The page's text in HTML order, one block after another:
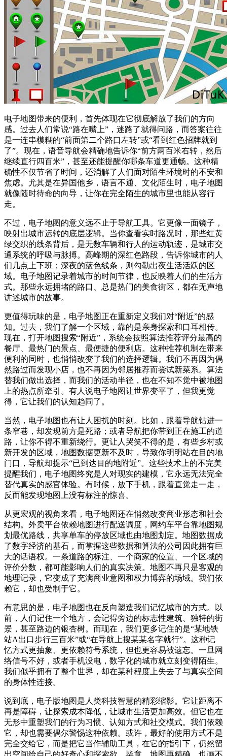
电子地图带来的便利，首先体现在它彻底解放了我们的方向
感。过去人们常说“路在嘴上”，迷路了就得问路，而答案往往
是一连串模糊的“前面第二个路口左转”或“看到红色招牌就到
了”。现在，语音导航会精确地告诉你“前方两百米右转，然后
继续直行四百米”，甚至还能提醒你哪条车道更通畅。这种精
确性不仅节省了时间，还消解了人们面对陌生环境时的不安和
焦虑。尤其是在异国他乡，语言不通、文化陌生时，电子地图
就像随时待命的向导，让你在完全陌生的城市里也能从容行
走。
不过，电子地图的意义远不止于导航工具。它更像一面镜子，
映射出城市运转的底层逻辑。当你查看实时路况时，那些红黄
绿交织的线条背后，是无数车辆和行人的运动轨迹，是城市交
通系统的呼吸与脉搏。高峰期的深红色路段，告诉你城市的人
们几点上下班；深夜的蓝色线条，则勾勒出夜生活活跃的区
域。电子地图记录着城市的时间节律，也反映着人们的生活方
式。那些永远拥堵的路口、总是热门的美食街区，都在无声地
讲述城市的故事。
更值得玩味的是，电子地图正在重新定义我们对“附近”的感
知。过去，我们了解一个区域，靠的是亲身探索和口耳相传。
现在，打开地图搜索“附近”，系统会按照算法推荐评分最高的
餐厅、最热门的景点、最便捷的便利店。这种推荐机制在带来
便利的同时，也悄悄改变了我们的选择逻辑。我们不再因为偶
然路过而发现小店，也不再因为邻居推荐而尝试新菜系。算法
替我们做出选择，而我们的活动半径，也在不知不觉中被地图
上的热点所牵引。有人说电子地图让世界变平了，但我更觉
得，它让我们的认知趋同了。
当然，电子地图也有让人困扰的时刻。比如，跟着导航钻进一
条窄巷，却发现前方是死路；或者导航把你带到正在施工的道
路，让你不得不重新绕行。更让人哭笑不得的是，有些乡村或
新开发的区域，地图数据更新不及时，导致你明明站在目的地
门口，导航却提示“已到达目的地附近”。这些技术上的不完美
提醒我们，电子地图终究是人对现实的建模，它永远无法完全
替代真实的感官体验。有时候，放下手机，跟着直觉走一走，
反而能发现地图上没有标注的惊喜。
从更宏观的视角来看，电子地图还在悄然改变商业形态和社会
结构。外卖平台依赖地图进行配送调度，网约车平台靠地图规
划最优路线，共享单车的停放区域也由地图划定。地图数据成
了数字经济的基石，而掌握这些数据和算法的公司因此拥有巨
大的话语权。一条道路的标注、一个商家的位置、一个区域的
评价分数，都可能影响人们的真实决策。地图不再只是客观的
地理记录，它变成了充满商业意图和权力博弈的场域。我们依
赖它，却也受制于它。
有意思的是，电子地图也在反向塑造我们记忆城市的方式。以
前，人们记住一个地方，会记得旁边的标志性建筑、独特的街
景，甚至路边的银杏树。而现在，我们更多记住的是“某地铁
站A出口步行三百米”或“在导航上搜某某名字就行”。这种记
忆方式更抽象、更依赖符号系统，但也更容易被遗忘。一旦网
络信号不好，或者手机没电，数字化的城市就立刻变得陌生。
我们似乎拥有了整个世界，却在某种程度上失去了与真实空间
的身体性连接。
说到底，电子版地图是人类科技智慧的精彩缩影。它让距离不
再是障碍，让探索成本降低，让城市生活更加高效。但它也在
无形中重塑我们的行为习惯、认知方式和社交模式。我们依赖
它，却也需要偶尔警惕这种依赖。或许，最好的使用方式不是
完全交给它，而是把它当作辅助工具，在它的指引下，仍然留
出空间给自己的好奇心和探索欲。毕竟，地图再精确，也画不